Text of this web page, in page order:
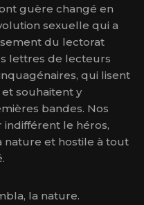
guère changé en
sexuelle qui a
du lectorat
lettres de lecteurs
qui lisent
souhaitent y
bandes. Nos
le héros,
nature et hostile à tout
la nature.